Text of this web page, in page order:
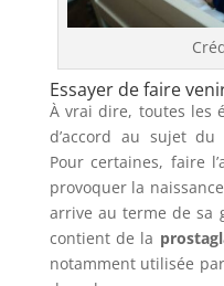
Essayer de faire
À vrai dire, toutes les
d’accord au sujet du
Pour certaines, faire
provoquer la
arrive au terme de sa
contient de la
notamment utilisée